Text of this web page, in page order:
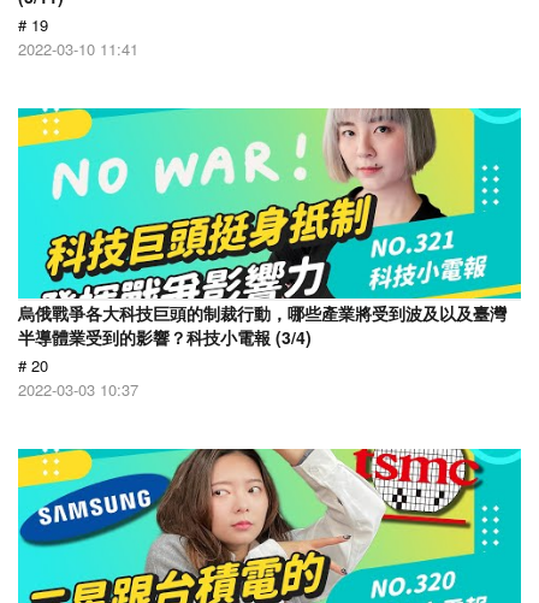
# 19
2022-03-10 11:41
烏俄戰爭各大科技巨頭的制裁行動，哪些產業將受到波及以及臺灣
半導體業受到的影響？科技小電報 (3/4)
# 20
2022-03-03 10:37